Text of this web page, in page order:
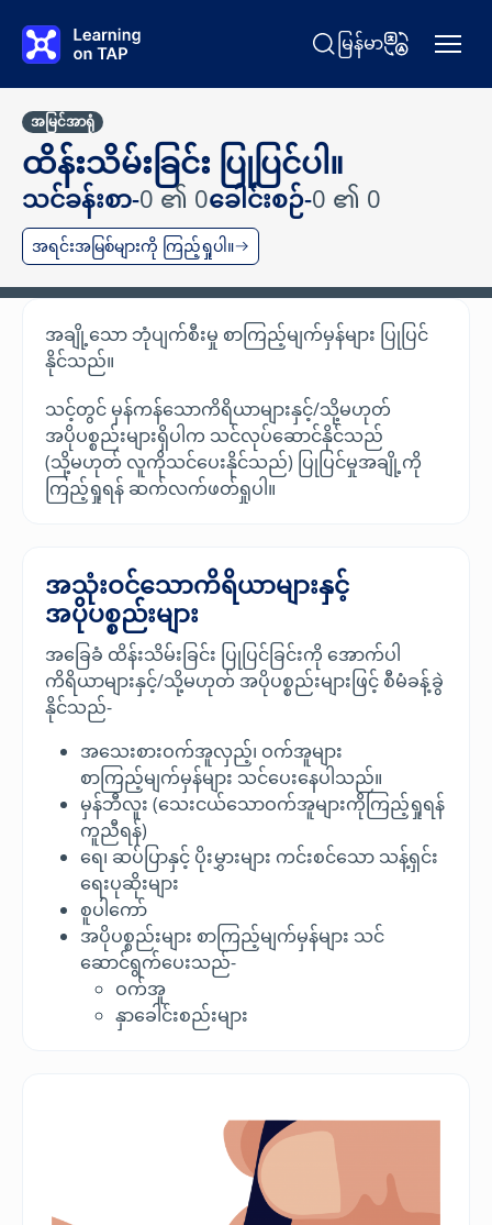
ရှာရန် Learning on TAP
မြန်မာဘာသာစကားပြေ
အမြင်အာရုံ
ထိန်းသိမ်းခြင်း ပြုပြင်ပါ။
သင်ခန်းစာ-0 ၏ 0ခေါင်းစဉ်-0 ၏ 0
အရင်းအမြစ်များကို ကြည့်ရှုပါ။
အချို့သော ဘုံပျက်စီးမှု စာကြည့်မျက်မှန်များ ပြုပြင်
နိုင်သည်။
သင့်တွင် မှန်ကန်သောကိရိယာများနှင့်/သို့မဟုတ်
အပိုပစ္စည်းများရှိပါက သင်လုပ်ဆောင်နိုင်သည်
(သို့မဟုတ် လူကိုသင်ပေးနိုင်သည်) ပြုပြင်မှုအချို့ကို
ကြည့်ရှုရန် ဆက်လက်ဖတ်ရှုပါ။
အသုံးဝင်သောကိရိယာများနှင့်
အပိုပစ္စည်းများ
အခြေခံ ထိန်းသိမ်းခြင်း ပြုပြင်ခြင်းကို အောက်ပါ
ကိရိယာများနှင့်/သို့မဟုတ် အပိုပစ္စည်းများဖြင့် စီမံခန့်ခွဲ
နိုင်သည်-
အသေးစားဝက်အူလှည့်၊ ဝက်အူများ
စာကြည့်မျက်မှန်များ သင်ပေးနေပါသည်။
မှန်ဘီလူး (သေးငယ်သောဝက်အူများကိုကြည့်ရှုရန်
ကူညီရန်)
ရေ၊ ဆပ်ပြာနှင့် ပိုးမွှားများ ကင်းစင်သော သန့်ရှင်း
ရေးပုဆိုးများ
စူပါကော်
အပိုပစ္စည်းများ စာကြည့်မျက်မှန်များ သင်
ဆောင်ရွက်ပေးသည်-
ဝက်အူ
နှာခေါင်းစည်းများ